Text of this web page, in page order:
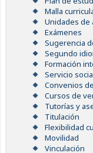
Malla
Unidades de
Exámenes
Sugerencia
Segundo
Formación
Servicio
Convenios
Cursos de
Tutorías y
Titulación
Flexibilidad
Movilidad
Vinculación